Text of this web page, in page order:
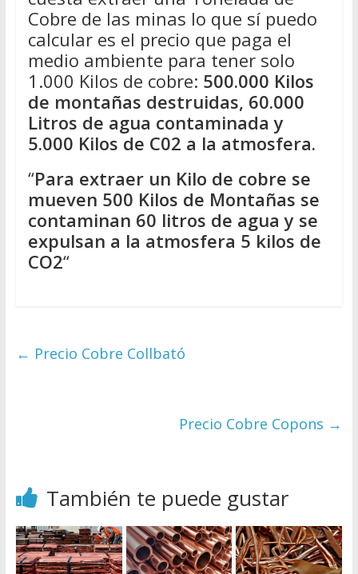
Cobre de las minas lo que sí puedo
calcular es el precio que paga el
medio ambiente para tener solo
1.000 Kilos de cobre: 500.000 Kilos
de montañas destruidas, 60.000
Litros de agua contaminada y
5.000 Kilos de C02 a la atmosfera.
“Para extraer un Kilo de cobre se
mueven 500 Kilos de Montañas se
contaminan 60 litros de agua y se
expulsan a la atmosfera 5 kilos de
CO2“
← Precio Cobre Collbató
Precio Cobre Copons →
También te puede gustar